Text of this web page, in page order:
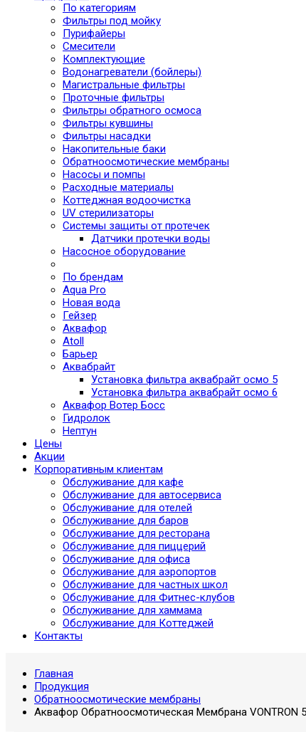
По категориям
Фильтры под мойку
Пурифайеры
Смесители
Комплектующие
Водонагреватели (бойлеры)
Магистральные фильтры
Проточные фильтры
Фильтры обратного осмоса
Фильтры кувшины
Фильтры насадки
Накопительные баки
Обратноосмотические мембраны
Насосы и помпы
Расходные материалы
Коттеджная водоочистка
UV стерилизаторы
Системы защиты от протечек
Датчики протечки воды
Насосное оборудование
По брендам
Aqua Pro
Новая вода
Гейзер
Аквафор
Atoll
Барьер
Аквабрайт
Установка фильтра аквабрайт осмо 5
Установка фильтра аквабрайт осмо 6
Аквафор Вотер Босс
Гидролок
Нептун
Цены
Акции
Корпоративным клиентам
Обслуживание для кафе
Обслуживание для автосервиса
Обслуживание для отелей
Обслуживание для баров
Обслуживание для ресторана
Обслуживание для пиццерий
Обслуживание для офиса
Обслуживание для аэропортов
Обслуживание для частных школ
Обслуживание для Фитнес-клубов
Обслуживание для хаммама
Обслуживание для Коттеджей
Контакты
Главная
Продукция
Обратноосмотические мембраны
Аквафор Обратноосмотическая Мембрана VONTRON